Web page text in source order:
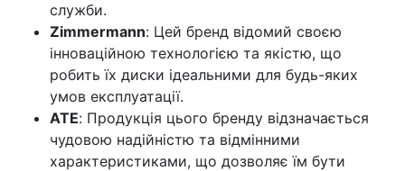
служби.
Zimmermann: Цей бренд відомий своєю
інноваційною технологією та якістю, що
робить їх диски ідеальними для будь-яких
умов експлуатації.
ATE: Продукція цього бренду відзначається
чудовою надійністю та відмінними
характеристиками, що дозволяє їм бути